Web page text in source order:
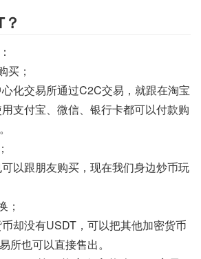
买；
化交易所通过C2C交易，就跟在淘宝
支付宝、微信、银行卡都可以付款购
以跟朋友购买，现在我们身边炒币玩
；
却没有USDT，可以把其他加密货币
所也可以直接售出。